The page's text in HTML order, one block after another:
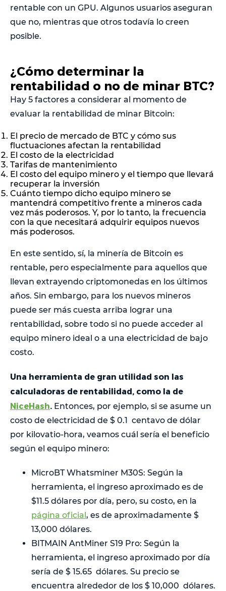
rentable con un GPU. Algunos usuarios aseguran
que no, mientras que otros todavía lo creen
posible.
¿Cómo determinar la
rentabilidad o no de minar BTC?
Hay 5 factores a considerar al momento de
evaluar la rentabilidad de minar Bitcoin:
El precio de mercado de BTC y cómo sus
fluctuaciones afectan la rentabilidad
El costo de la electricidad
Tarifas de mantenimiento
El costo del equipo minero y el tiempo que llevará
recuperar la inversión
Cuánto tiempo dicho equipo minero se
mantendrá competitivo frente a mineros cada
vez más poderosos. Y, por lo tanto, la frecuencia
con la que necesitará adquirir equipos nuevos
más poderosos.
En este sentido, sí, la minería de Bitcoin es
rentable, pero especialmente para aquellos que
llevan extrayendo criptomonedas en los últimos
años. Sin embargo, para los nuevos mineros
puede ser más cuesta arriba lograr una
rentabilidad, sobre todo si no puede acceder al
equipo minero ideal o a una electricidad de bajo
costo.
Una herramienta de gran utilidad son las
calculadoras de rentabilidad, como la de
NiceHash. Entonces, por ejemplo, si se asume un
costo de electricidad de $ 0.1 centavo de dólar
por kilovatio-hora, veamos cuál sería el beneficio
según el equipo minero:
MicroBT Whatsminer M30S: Según la
herramienta, el ingreso aproximado es de
$11.5 dólares por día, pero, su costo, en la
página oficial, es de aproximadamente $
13,000 dólares.
BITMAIN AntMiner S19 Pro: Según la
herramienta, el ingreso aproximado por día
sería de $ 15.65 dólares. Su precio se
encuentra alrededor de los $ 10,000 dólares.